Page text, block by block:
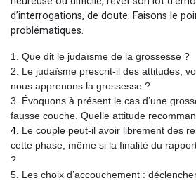
d’interrogations, de doute. Faisons le
problématiques.
1. Que dit le judaïsme de la grossesse ?
2. Le judaïsme prescrit-il des attitudes,
nous apprenons la grossesse ?
3. Évoquons à présent le cas d’une
fausse couche. Quelle attitude
4. Le couple peut-il avoir librement des
cette phase, même si la finalité du
?
5. Les choix d’accouchement :